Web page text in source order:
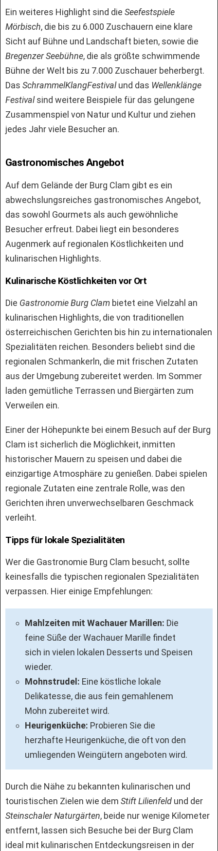
Ein weiteres Highlight sind die Seefestspiele
Mörbisch, die bis zu 6.000 Zuschauern eine klare
Sicht auf Bühne und Landschaft bieten, sowie die
Bregenzer Seebühne, die als größte schwimmende
Bühne der Welt bis zu 7.000 Zuschauer beherbergt.
Das SchrammelKlangFestivalund das Wellenklänge
Festivalsind weitere Beispiele für das gelungene
Zusammenspiel von Natur und Kultur und ziehen
jedes Jahr viele Besucher an.
Gastronomisches Angebot
Auf dem Gelände der Burg Clam gibt es ein
abwechslungsreiches gastronomisches Angebot,
das sowohl Gourmets als auch gewöhnliche
Besucher erfreut. Dabei liegt ein besonderes
Augenmerk auf regionalen Köstlichkeiten und
kulinarischen Highlights.
Kulinarische Köstlichkeiten vor Ort
Die Gastronomie Burg Clam bietet eine Vielzahl an
kulinarischen Highlights, die von traditionellen
österreichischen Gerichten bis hin zu internationalen
Spezialitäten reichen. Besonders beliebt sind die
regionalen Schmankerln, die mit frischen Zutaten
aus der Umgebung zubereitet werden. Im Sommer
laden gemütliche Terrassen und Biergärten zum
Verweilen ein.
Einer der Höhepunkte bei einem Besuch auf der Burg
Clam ist sicherlich die Möglichkeit, inmitten
historischer Mauern zu speisen und dabei die
einzigartige Atmosphäre zu genießen. Dabei spielen
regionale Zutaten eine zentrale Rolle, was den
Gerichten ihren unverwechselbaren Geschmack
verleiht.
Tipps für lokale Spezialitäten
Wer die Gastronomie Burg Clam besucht, sollte
keinesfalls die typischen regionalen Spezialitäten
verpassen. Hier einige Empfehlungen:
Mahlzeiten mit Wachauer Marillen: Die
feine Süße der Wachauer Marille findet
sich in vielen lokalen Desserts und Speisen
wieder.
Mohnstrudel: Eine köstliche lokale
Delikatesse, die aus fein gemahlenem
Mohn zubereitet wird.
Heurigenküche: Probieren Sie die
herzhafte Heurigenküche, die oft von den
umliegenden Weingütern angeboten wird.
Durch die Nähe zu bekannten kulinarischen und
touristischen Zielen wie dem Stift Lilienfeld und der
Steinschaler Naturgärten, beide nur wenige Kilometer
entfernt, lassen sich Besuche bei der Burg Clam
ideal mit kulinarischen Entdeckungsreisen in der